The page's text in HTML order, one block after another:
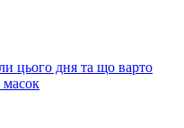
цього дня та що варто
масок